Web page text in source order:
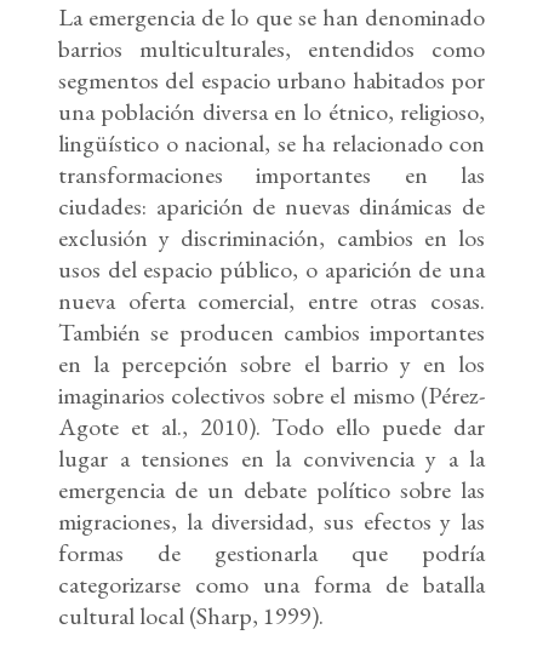
La emergencia de lo que se han denominado
barrios multiculturales, entendidos como
segmentos del espacio urbano habitados por
una población diversa en lo étnico, religioso,
lingüístico o nacional, se ha relacionado con
transformaciones importantes en las
ciudades: aparición de nuevas dinámicas de
exclusión y discriminación, cambios en los
usos del espacio público, o aparición de una
nueva oferta comercial, entre otras cosas.
También se producen cambios importantes
en la percepción sobre el barrio y en los
imaginarios colectivos sobre el mismo (Pérez-
Agote et al., 2010). Todo ello puede dar
lugar a tensiones en la convivencia y a la
emergencia de un debate político sobre las
migraciones, la diversidad, sus efectos y las
formas de gestionarla que podría
categorizarse como una forma de batalla
cultural local (Sharp, 1999).